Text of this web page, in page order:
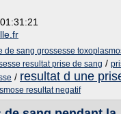
de sang grossesse
resultat prise de sang /
/ resultat d une
resultat negatif